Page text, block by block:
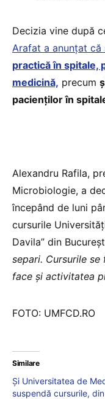
Decizia vine după
Arafat a anunţat că
practică în spitale,
medicină, precum
pacienţilor în
Alexandru Rafila,
Microbiologie, a
începând de luni
cursurile
Davila” din
separi. Cursurile
face şi activitatea
FOTO: UMFCD.RO
Similare
Și Universitatea de
suspendă cursurile,